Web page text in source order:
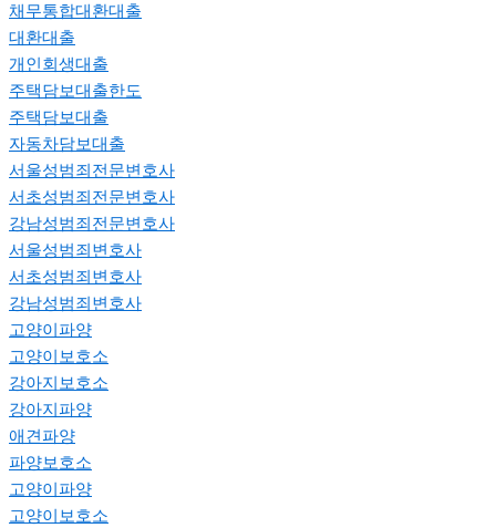
채무통합대환대출
대환대출
개인회생대출
주택담보대출한도
주택담보대출
자동차담보대출
서울성범죄전문변호사
서초성범죄전문변호사
강남성범죄전문변호사
서울성범죄변호사
서초성범죄변호사
강남성범죄변호사
고양이파양
고양이보호소
강아지보호소
강아지파양
애견파양
파양보호소
고양이파양
고양이보호소